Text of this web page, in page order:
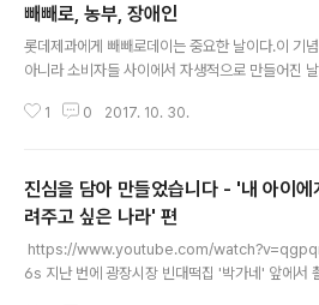
빼빼로, 농부, 장애인
롯데제과에게 빼빼로데이는 중요한 날이다.이 기
아니라 소비자들 사이에서 자생적으로 만들어진
없다.혹시 한 번쯤 "11월 11일은 농업의 날입니다.
우 힘든 일이겠지만. http://www.tvcf.co.kr/
257
1 0 2017. 10. 30.
진심을 담아 만들었습니다 - '내 아이에
려주고 싶은 나라' 편
https://www.youtube.com/
6s 지난 번에 광장시장 빈대떡집 '박가네' 앞에서